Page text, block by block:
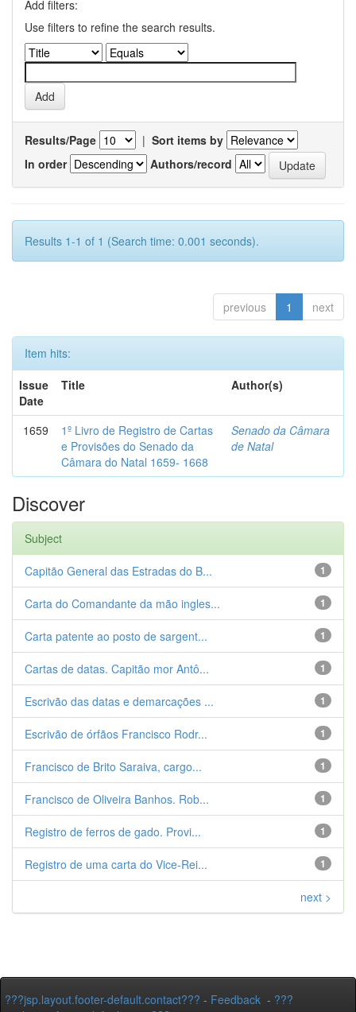
Add filters:
Use filters to refine the search results.
Results/Page | Sort items by
In order
Authors/record
Results 1-1 of 1 (Search time: 0.001 seconds).
previous 1 next
Item hits:
Issue
Date
Title Author(s)
1659
1º Livro de Registro de Cartas
e Provisões do Senado da
Câmara do Natal 1659- 1668
Senado da Câmara
de Natal
Discover
Subject
1
Capitão General das Estradas do B...
1
Carta do Comandante da mão ingles...
1
Carta patente ao posto de sargent...
1
Cartas de datas. Capitão mor Antô...
1
Escrivão das datas e demarcações ...
1
Escrivão de órfãos Francisco Rodr...
1
Francisco de Brito Saraiva, cargo...
1
Francisco de Oliveira Banhos. Rob...
1
Registro de ferros de gado. Provi...
1
Registro de uma carta do Vice-Rei...
next >
???jsp.layout.footer-default.contact??? - Feedback - ???